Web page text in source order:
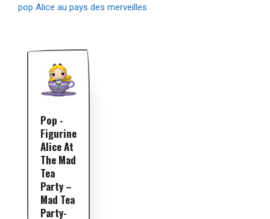
pop Alice au pays des merveilles
Pop -
Figurine
Alice At
The Mad
Tea
Party –
Mad Tea
Party-